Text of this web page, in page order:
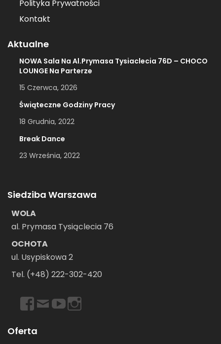
Polityka Prywatności
Kontakt
Aktualne
NOWA Sala Na Al.Prymasa Tysiaclecia 76D – CHOCO
LOUNGE Na Parterze
15 Czerwca, 2026
Świąteczne Godziny Pracy
18 Grudnia, 2022
Break Dance
23 Września, 2022
Siedziba Warszawa
WOLA
al. Prymasa Tysiąclecia 76
OCHOTA
ul. Usypiskowa 2
Tel. (+48) 222-302-420
https://www.facebook.com/dancebookwarszawa
Emailhttps://www.youtube.com/user/dancebookpl
Oferta